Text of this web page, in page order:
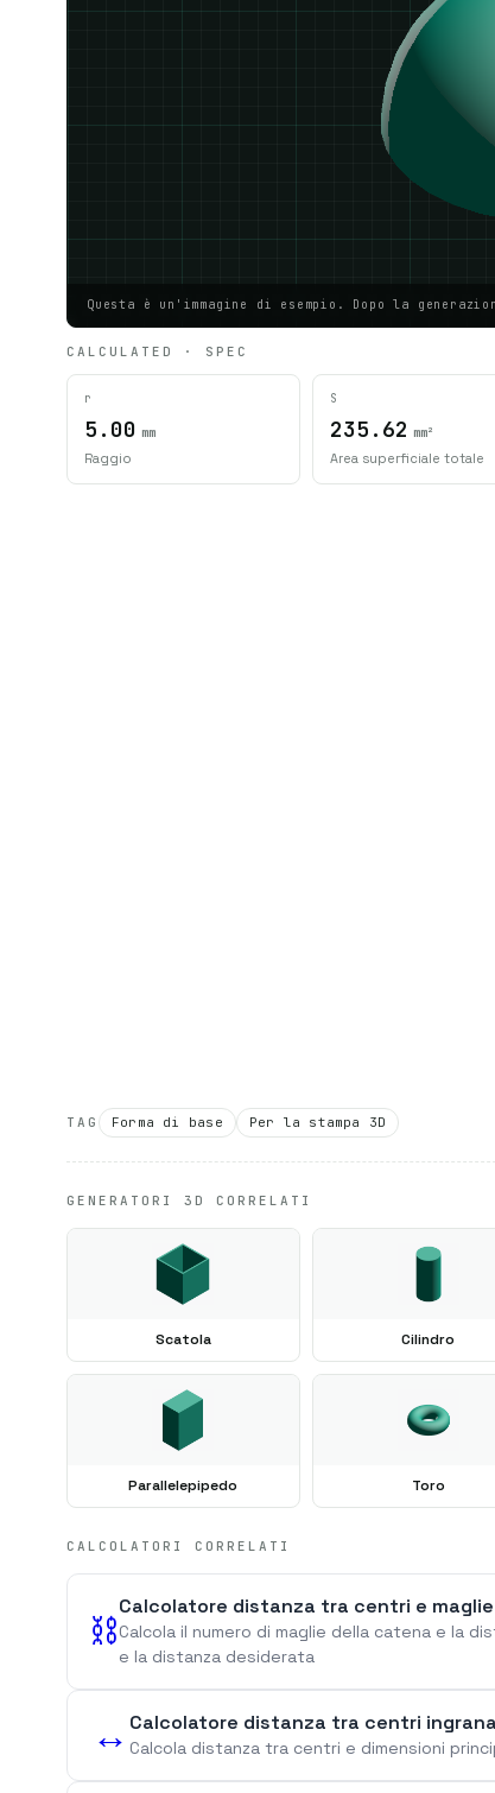
Questa è un'immagine di esempio. Dopo la
CALCULATED · SPEC
r
5.00 mm
Raggio
S
235.62 mm²
Area superficiale totale
TAG Forma di base Per la stampa 3D
GENERATORI 3D CORRELATI
Scatola Cilindro
Parallelepipedo Toro
CALCOLATORI CORRELATI
⛓️
Calcolatore distanza tra centri e
Calcola il numero di maglie della catena e la
e la distanza desiderata
↔️ Calcolatore distanza tra centri
Calcola distanza tra centri e dimensioni